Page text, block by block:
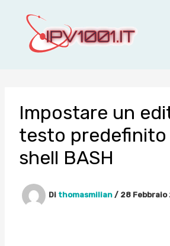
contenuto
Impostare un
testo predefinito
shell BASH
Di thomasmilian / 28 Febbraio